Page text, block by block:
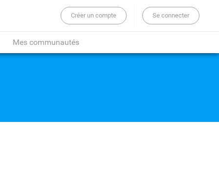
sur tout le site...
Créer un compte Se connecter
Mes communautés